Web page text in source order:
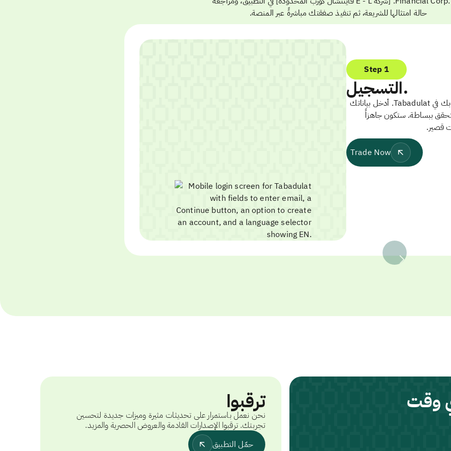
حالة امتثالها للشريعة، ثم تنفيذ صفقتك مباشرةً عبر المنصة.
Step 1
التسجيل.
ابدأ بإنشاء حسابك في Tabadulat. أدخل بياناتك
ببساطة. ستكون جاهزاً
قصير.
Trade Now
ترقبوا
نحن نعمل باستمرار على تحديثات مثيرة وميزات جديدة لتحسين
تجربتك. ترقبوا الإصدارات القادمة والعروض الحصرية والمزيد.
حمّل التطبيق
وقت